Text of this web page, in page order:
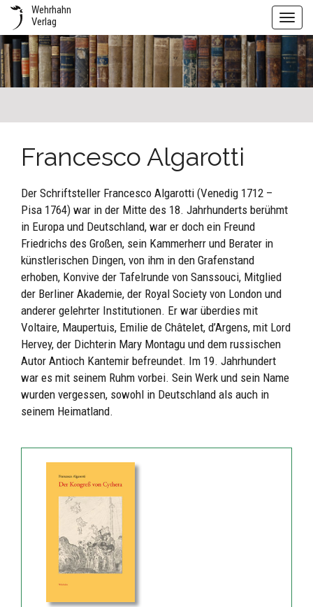
Wehrhahn
Verlag
Francesco Algarotti
Der Schriftsteller Francesco Algarotti (Venedig 1712 –
Pisa 1764) war in der Mitte des 18. Jahrhunderts berühmt
in Europa und Deutschland, war er doch ein Freund
Friedrichs des Großen, sein Kammerherr und Berater in
künstlerischen Dingen, von ihm in den Grafenstand
erhoben, Konvive der Tafelrunde von Sanssouci, Mitglied
der Berliner Akademie, der Royal Society von London und
anderer gelehrter Institutionen. Er war überdies mit
Voltaire, Maupertuis, Emilie de Châtelet, d’Argens, mit Lord
Hervey, der Dichterin Mary Montagu und dem russischen
Autor Antioch Kantemir befreundet. Im 19. Jahrhundert
war es mit seinem Ruhm vorbei. Sein Werk und sein Name
wurden vergessen, sowohl in Deutschland als auch in
seinem Heimatland.